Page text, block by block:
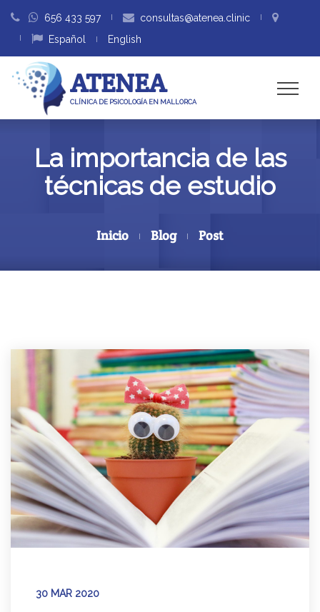
656 433 597
consultas@atenea.clinic
Español
English
ATENEA
CLÍNICA DE PSICOLOGÍA EN MALLORCA
La importancia de las
técnicas de estudio
Inicio Blog Post
30 MAR 2020